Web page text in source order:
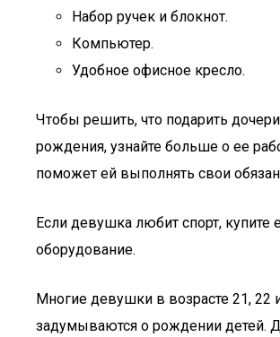
Набор ручек и блокнот.
Компьютер.
Удобное офисное кресло.
Чтобы решить, что подарить
рождения, узнайте больше о ее
поможет ей выполнять свои
Если девушка любит спорт, купите
оборудование.
Многие девушки в возрасте 21, 22
задумываются о рождении детей.